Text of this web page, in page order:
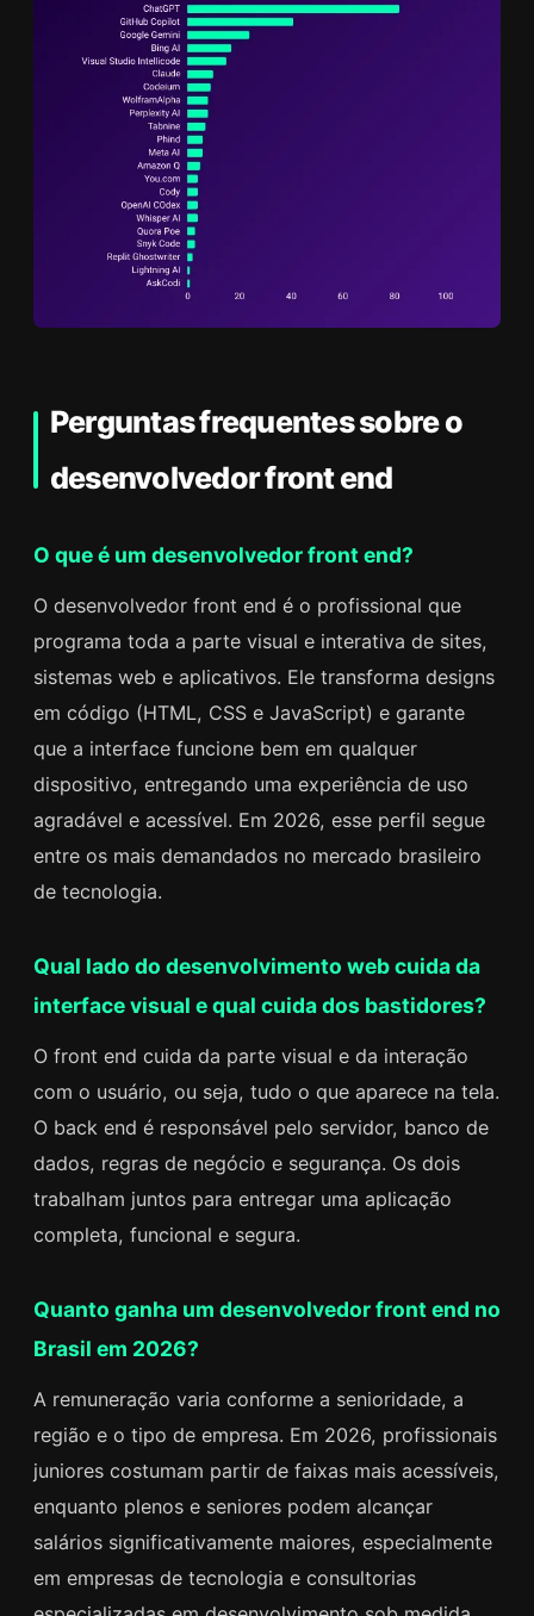
Perguntas frequentes sobre o
desenvolvedor front end
O que é um desenvolvedor front end?
O desenvolvedor front end é o profissional que
programa toda a parte visual e interativa de sites,
sistemas web e aplicativos. Ele transforma designs
em código (HTML, CSS e JavaScript) e garante
que a interface funcione bem em qualquer
dispositivo, entregando uma experiência de uso
agradável e acessível. Em 2026, esse perfil segue
entre os mais demandados no mercado brasileiro
de tecnologia.
Qual lado do desenvolvimento web cuida da
interface visual e qual cuida dos bastidores?
O front end cuida da parte visual e da interação
com o usuário, ou seja, tudo o que aparece na tela.
O back end é responsável pelo servidor, banco de
dados, regras de negócio e segurança. Os dois
trabalham juntos para entregar uma aplicação
completa, funcional e segura.
Quanto ganha um desenvolvedor front end no
Brasil em 2026?
A remuneração varia conforme a senioridade, a
região e o tipo de empresa. Em 2026, profissionais
juniores costumam partir de faixas mais acessíveis,
enquanto plenos e seniores podem alcançar
salários significativamente maiores, especialmente
em empresas de tecnologia e consultorias